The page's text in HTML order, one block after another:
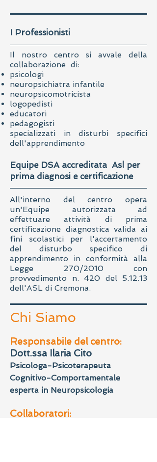
I Professionisti
Il nostro centro si avvale della
collaborazione di:
psicologi
neuropsichiatra infantile
neuropsicomotricista
logopedisti
educatori
pedagogisti
specializzati in disturbi specifici
dell'apprendimento
Equipe DSA accreditata Asl per
prima diagnosi e certificazione
All'interno del centro opera
un'Equipe autorizzata ad
effettuare attività di prima
certificazione diagnostica valida ai
fini scolastici per l'accertamento
del disturbo specifico di
apprendimento in conformità alla
Legge 270/2010 con
provvedimento n. 420 del 5.12.13
dell'ASL di Cremona.
Chi Siamo
Responsabile del centro:
Dott.ssa Ilaria Cito
Psicologa-Psicoterapeuta
Cognitivo-Comportamentale
esperta in Neuropsicologia
Collaboratori: